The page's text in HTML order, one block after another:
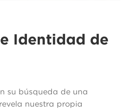
Identidad de
su búsqueda de una
nuestra propia